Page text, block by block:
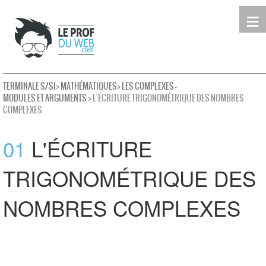
≡
leProfDuWeb
Seconde
Première
Terminale
Rechercher
TERMINALE S/SI>MATHÉMATIQUES>LES COMPLEXES -
MODULES ET ARGUMENTS> L'ÉCRITURE TRIGONOMÉTRIQUE DES NOMBRES
COMPLEXES
01 L'ÉCRITURE
TRIGONOMÉTRIQUE DES
NOMBRES COMPLEXES